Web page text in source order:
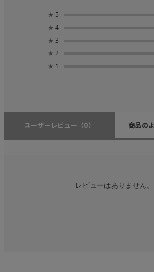
★ 5
★ 4
★ 3
★ 2
★ 1
ユーザーレビュー （0） 商品の
レビューはありません。